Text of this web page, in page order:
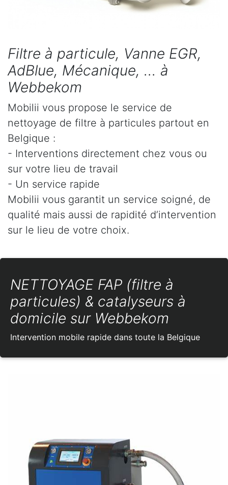
Filtre à particule, Vanne EGR,
AdBlue, Mécanique, ... à
Webbekom
Mobilii vous propose le service de
nettoyage de filtre à particules partout en
Belgique :
- Interventions directement chez vous ou
sur votre lieu de travail
- Un service rapide
Mobilii vous garantit un service soigné, de
qualité mais aussi de rapidité d’intervention
sur le lieu de votre choix.
NETTOYAGE FAP (filtre à
particules) & catalyseurs à
domicile sur Webbekom
Intervention mobile rapide dans toute la Belgique